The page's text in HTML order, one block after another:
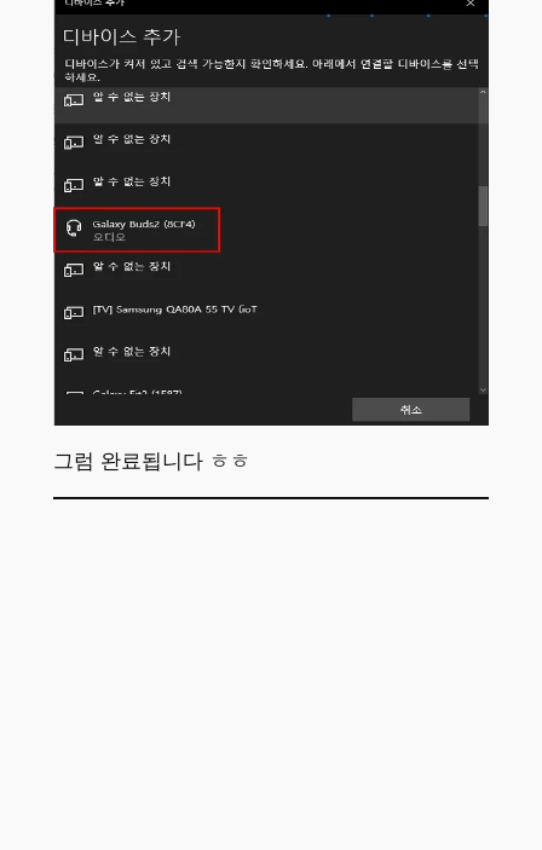
그럼 완료됩니다 ㅎㅎ